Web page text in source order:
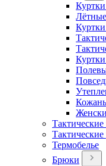
Термобелье
Брюки